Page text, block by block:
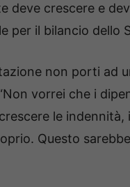
deve crescere e
per il bilancio dello
non porti ad
vorrei che i
le indennità,
Questo